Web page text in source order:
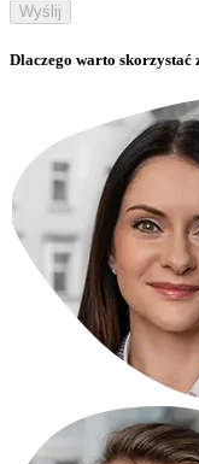
Wyślij
Dlaczego warto skorzystać